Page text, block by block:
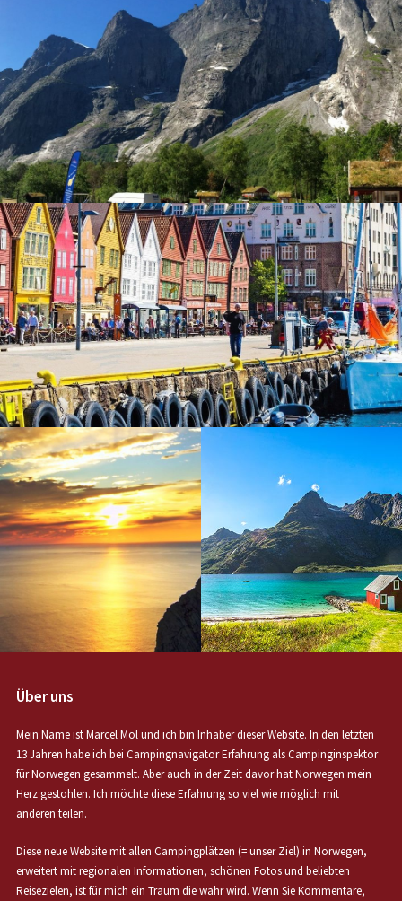
Über uns
Mein Name ist Marcel Mol und ich bin Inhaber dieser Website. In den letzten
13 Jahren habe ich bei Campingnavigator Erfahrung als Campinginspektor
für Norwegen gesammelt. Aber auch in der Zeit davor hat Norwegen mein
Herz gestohlen. Ich möchte diese Erfahrung so viel wie möglich mit
anderen teilen.
Diese neue Website mit allen Campingplätzen (= unser Ziel) in Norwegen,
erweitert mit regionalen Informationen, schönen Fotos und beliebten
Reisezielen, ist für mich ein Traum die wahr wird. Wenn Sie Kommentare,